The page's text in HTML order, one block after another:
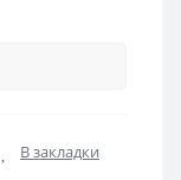
В закладки